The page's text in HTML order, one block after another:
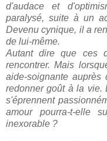
d'audace et
paralysé, suite à un
Devenu cynique, il a
de lui-même.
Autant dire que ces
rencontrer. Mais
aide-soignante
redonner goût à la vie.
s'éprennent
amour pourra-t-elle
inexorable ?